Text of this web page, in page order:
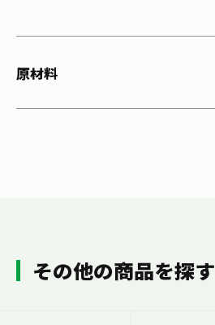
原材料
その他の商品を探す